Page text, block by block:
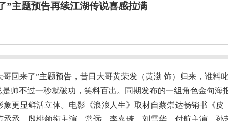
”主题预告再续江湖传说喜感拉满
回来了”主题预告，昔日大哥黄荣发（黄渤 饰）归来，谁料
帅不过一秒就破功，笑料百出。同期发布的一组角色金句海
更显鲜活立体。电影《浪浪人生》取材自蔡崇达畅销书《皮
丞、殷桃领衔主演，常远、李嘉琦、刘雪华、付航主演，孙